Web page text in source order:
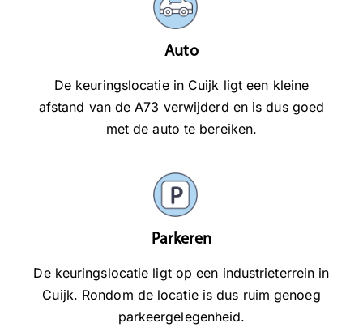
Auto
De keuringslocatie in Cuijk ligt een kleine
afstand van de A73 verwijderd en is dus goed
met de auto te bereiken.
Parkeren
De keuringslocatie ligt op een industrieterrein in
Cuijk. Rondom de locatie is dus ruim genoeg
parkeergelegenheid.